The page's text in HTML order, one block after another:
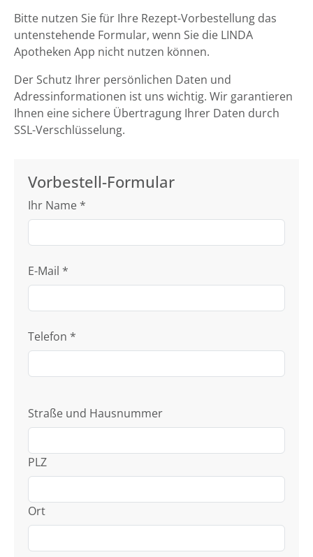
Bitte nutzen Sie für Ihre Rezept-Vorbestellung das
untenstehende Formular, wenn Sie die LINDA
Apotheken App nicht nutzen können.
Der Schutz Ihrer persönlichen Daten und
Adressinformationen ist uns wichtig. Wir garantieren
Ihnen eine sichere Übertragung Ihrer Daten durch
SSL-Verschlüsselung.
Vorbestell-Formular
Ihr Name *
E-Mail *
Telefon *
Straße und Hausnummer
PLZ
Ort